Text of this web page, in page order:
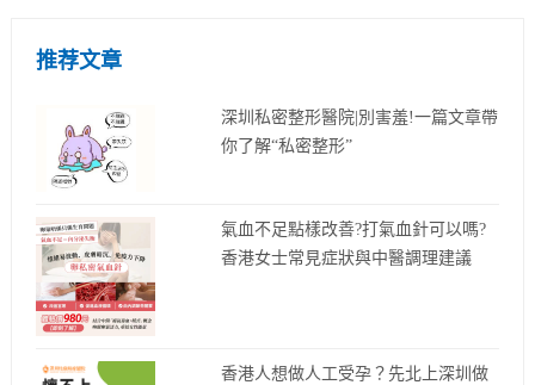
推荐文章
深圳私密整形醫院|別害羞!一篇文章帶
你了解“私密整形”
氣血不足點樣改善?打氣血針可以嗎?
香港女士常見症狀與中醫調理建議
香港人想做人工受孕？先北上深圳做